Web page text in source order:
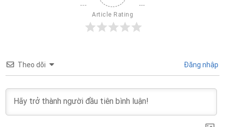
Article Rating
Theo dõi Đăng nhập